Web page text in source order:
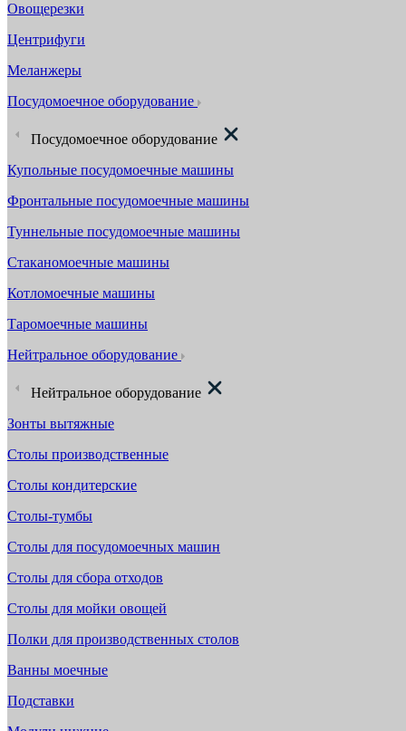
Овощерезки
Центрифуги
Меланжеры
Посудомоечное оборудование
Посудомоечное оборудование
Купольные посудомоечные машины
Фронтальные посудомоечные машины
Туннельные посудомоечные машины
Стаканомоечные машины
Котломоечные машины
Таромоечные машины
Нейтральное оборудование
Нейтральное оборудование
Зонты вытяжные
Столы производственные
Столы кондитерские
Столы-тумбы
Столы для посудомоечных машин
Столы для сбора отходов
Столы для мойки овощей
Полки для производственных столов
Ванны моечные
Подставки